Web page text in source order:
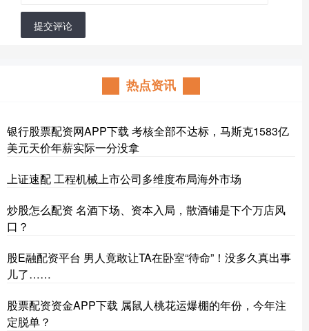
提交评论
热点资讯
银行股票配资网APP下载 考核全部不达标，马斯克1583亿
美元天价年薪实际一分没拿
上证速配 工程机械上市公司多维度布局海外市场
炒股怎么配资 名酒下场、资本入局，散酒铺是下个万店风
口？
股E融配资平台 男人竟敢让TA在卧室“待命”！没多久真出事
儿了……
股票配资资金APP下载 属鼠人桃花运爆棚的年份，今年注
定脱单？